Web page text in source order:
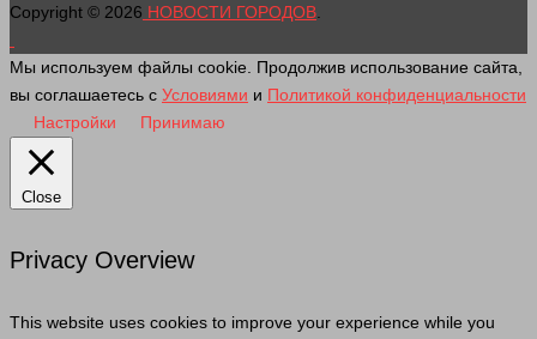
Copyright © 2026 НОВОСТИ ГОРОДОВ
Мы используем файлы cookie. Продолжив использование сайта,
вы соглашаетесь с Условиями и Политикой конфиденциальности
Настройки
Принимаю
Close
Privacy Overview
This website uses cookies to improve your experience while you